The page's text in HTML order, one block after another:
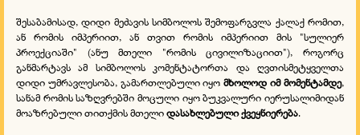
შესაბამისად, დიდი მეძავის სიმბოლოს შემოფარგვლა ქალაქ რომით,
ან რომის იმპერიით, ან თვით რომის იმპერიით მის "სულიერ
პროექციაში" (ანუ მთელი "რომის ცივილიზაციით"), როგორც
განმარტავს ამ სიმბოლოს კომენტატორთა და ღვთისმეტყველთა
დიდი უმრავლესობა, გამართლებული იყომხოლოდ იმ მომენტამდე,
სანამ რომის საზღვრებში მოცული იყო ბუკვალური იერუსალიმიდან
მოაზრებული თითქმის მთელიდასახლებული ქვეყნიერება.